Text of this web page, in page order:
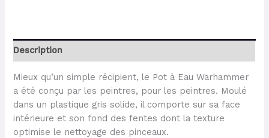
Description
Mieux qu’un simple récipient, le Pot à Eau Warhammer
a été conçu par les peintres, pour les peintres. Moulé
dans un plastique gris solide, il comporte sur sa face
intérieure et son fond des fentes dont la texture
optimise le nettoyage des pinceaux.